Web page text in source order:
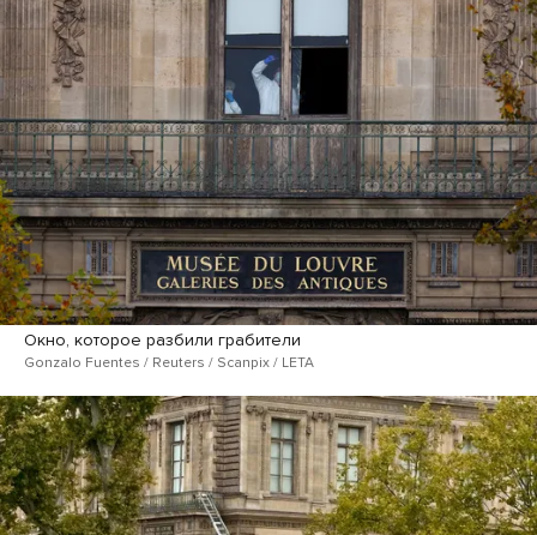
Окно, которое разбили грабители
Gonzalo Fuentes / Reuters / Scanpix / LETA